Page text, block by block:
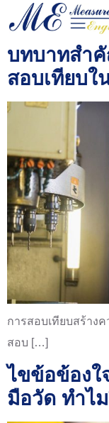
บทบาทสำ
สอบเทียบใ
การสอบเทียบสร้าง
สอบ […]
ไขข้อข้องใ
มือวัด ทำไ